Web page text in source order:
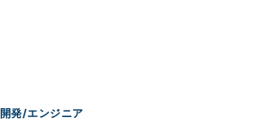
開発/エンジニア